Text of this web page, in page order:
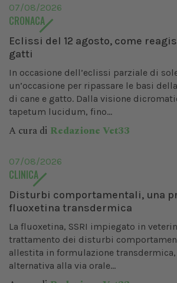
07/08/2026
CRONACA
Eclissi del 12 agosto, come
gatti
In occasione dell’eclissi parziale di
un’occasione per ripassare le basi
di cane e gatto. Dalla visione
tapetum lucidum, fino...
A cura di Redazione Vet33
07/08/2026
CLINICA
Disturbi comportamentali, una
fluoxetina transdermica
La fluoxetina, SSRI impiegato in
trattamento dei disturbi
allestita in formulazione
alternativa alla via orale...